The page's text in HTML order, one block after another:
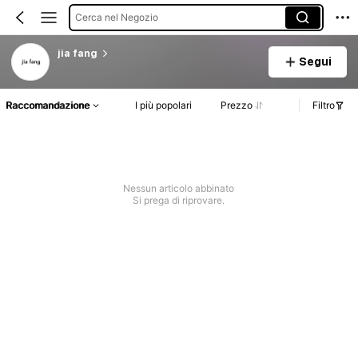
Cerca nel Negozio
jia fang
Segui
Raccomandazione I più popolari Prezzo Filtro
Nessun articolo abbinato
Si prega di riprovare.